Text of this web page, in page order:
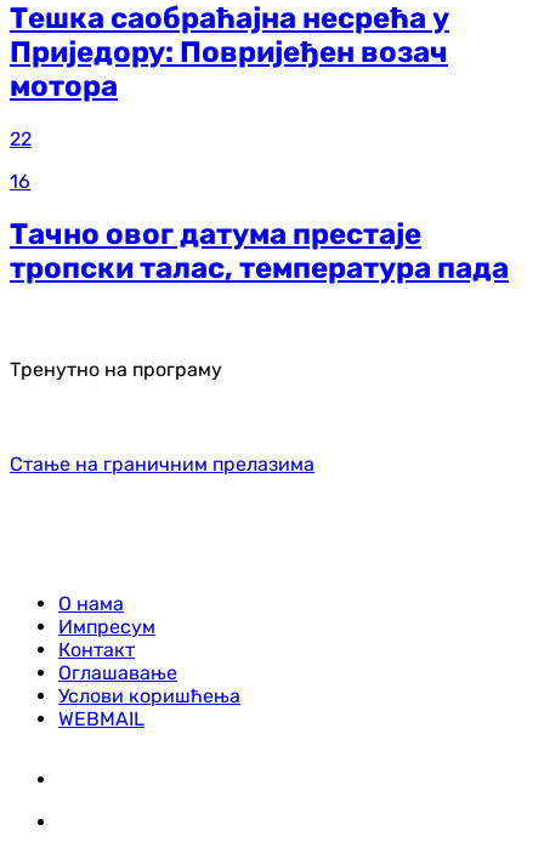
Тешка саобраћајна несрећа у
Приједору: Повријеђен возач
мотора
22
16
Тачно овог датума престаје
тропски талас, температура пада
Тренутно на програму
Стање на граничним прелазима
О нама
Импресум
Контакт
Оглашавање
Услови коришћења
WEBMAIL